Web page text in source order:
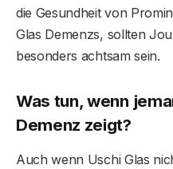
die Gesundheit von
Glas Demenzs, sollten
besonders achtsam sein.
Was tun, wenn
Demenz zeigt?
Auch wenn Uschi Glas